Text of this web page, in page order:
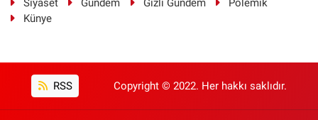
Künye
RSS Copyright © 2022. Her hakkı saklıdır.